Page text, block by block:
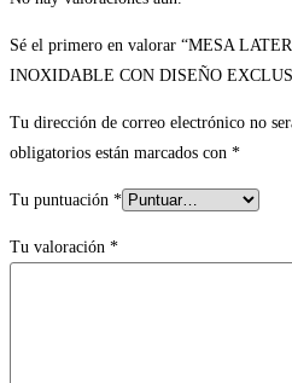
Sé el primero en valorar “MESA
INOXIDABLE CON DISEÑO
Tu dirección de correo electrónico no
obligatorios están marcados con *
Tu puntuación *
Tu valoración *